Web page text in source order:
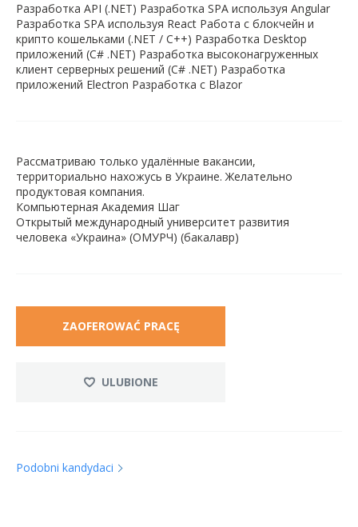
Разработка API (.NET) Разработка SPA используя Angular
Разработка SPA используя React Работа с блокчейн и
крипто кошельками (.NET / C++) Разработка Desktop
приложений (C# .NET) Разработка высоконагруженных
клиент серверных решений (C# .NET) Разработка
приложений Electron Разработка c Blazor
Рассматриваю только удалённые вакансии,
территориально нахожусь в Украине. Желательно
продуктовая компания.
Компьютерная Академия Шаг
Открытый международный университет развития
человека «Украина» (ОМУРЧ) (бакалавр)
ZAOFEROWAĆ PRACĘ
ULUBIONE
Podobni kandydaci